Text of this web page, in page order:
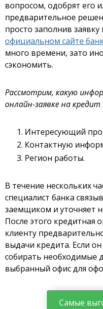
вопросом, одобрят его
предварительное
просто заполнив заявку
официальном сайте
много времени, зато
сэкономить.
Рассмотрим, какую
онлайн-заявке на
Интересующий
Контактную
Регион работы.
В течение нескольких
специалист банка
заемщиком и уточняет
После этого кредитная
клиенту
выдачи кредита. Если
собирать необходимые
выбранный офис для
Самые